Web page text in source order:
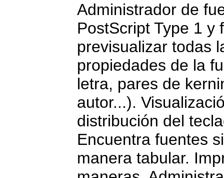
Administrador de
PostScript Type 1 y
previsualizar todas
propiedades de la
letra, pares de
autor...).
distribución del
Encuentra fuentes
manera tabular.